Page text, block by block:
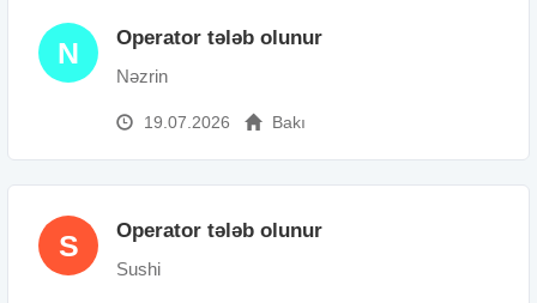
N Operator tələb olunur
Nəzrin
19.07.2026 Bakı
S Operator tələb olunur
Sushi